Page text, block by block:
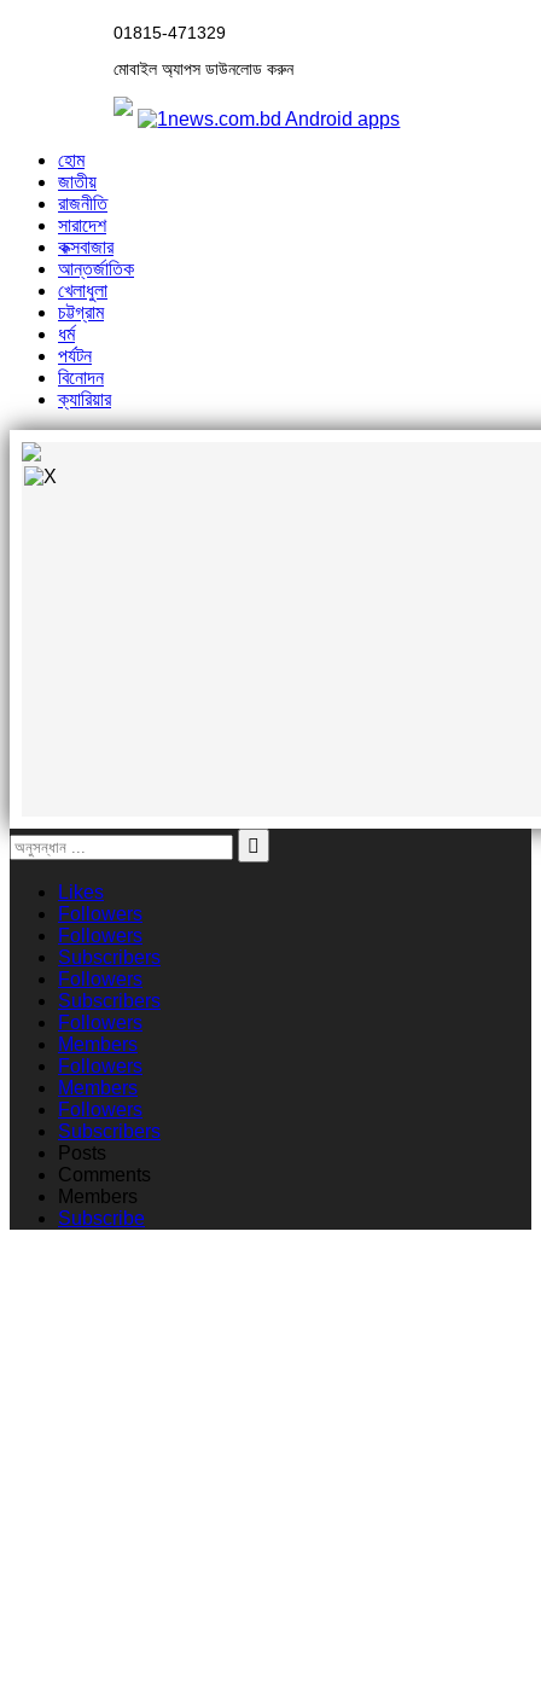
01815-471329
মোবাইল অ্যাপস ডাউনলোড করুন
হোম
জাতীয়
রাজনীতি
সারাদেশ
কক্সবাজার
আন্তর্জাতিক
খেলাধুলা
চট্টগ্রাম
ধর্ম
পর্যটন
বিনোদন
ক্যারিয়ার
Likes
Followers
Followers
Subscribers
Followers
Subscribers
Followers
Members
Followers
Members
Followers
Subscribers
Posts
Comments
Members
Subscribe